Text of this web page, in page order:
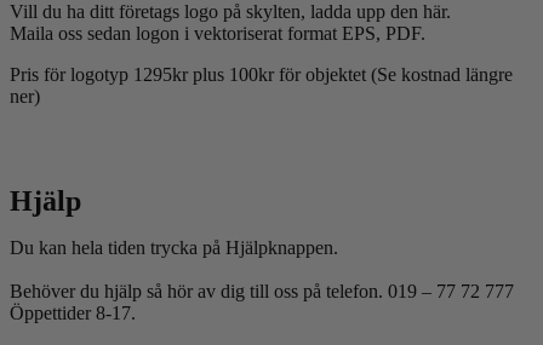
Vill du ha ditt företags logo på skylten, ladda upp den här.
Maila oss sedan logon i vektoriserat format EPS, PDF.
Pris för logotyp 1295kr plus 100kr för objektet (Se kostnad längre
ner)
Hjälp
Du kan hela tiden trycka på Hjälpknappen.
Behöver du hjälp så hör av dig till oss på telefon. 019 – 77 72 777
Öppettider 8-17.